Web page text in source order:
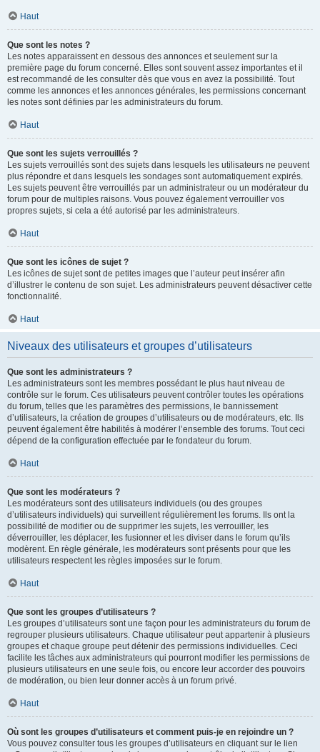
Haut
Que sont les notes ?
Les notes apparaissent en dessous des annonces et seulement sur la
première page du forum concerné. Elles sont souvent assez importantes et il
est recommandé de les consulter dès que vous en avez la possibilité. Tout
comme les annonces et les annonces générales, les permissions concernant
les notes sont définies par les administrateurs du forum.
Haut
Que sont les sujets verrouillés ?
Les sujets verrouillés sont des sujets dans lesquels les utilisateurs ne peuvent
plus répondre et dans lesquels les sondages sont automatiquement expirés.
Les sujets peuvent être verrouillés par un administrateur ou un modérateur du
forum pour de multiples raisons. Vous pouvez également verrouiller vos
propres sujets, si cela a été autorisé par les administrateurs.
Haut
Que sont les icônes de sujet ?
Les icônes de sujet sont de petites images que l’auteur peut insérer afin
d’illustrer le contenu de son sujet. Les administrateurs peuvent désactiver cette
fonctionnalité.
Haut
Niveaux des utilisateurs et groupes d’utilisateurs
Que sont les administrateurs ?
Les administrateurs sont les membres possédant le plus haut niveau de
contrôle sur le forum. Ces utilisateurs peuvent contrôler toutes les opérations
du forum, telles que les paramètres des permissions, le bannissement
d’utilisateurs, la création de groupes d’utilisateurs ou de modérateurs, etc. Ils
peuvent également être habilités à modérer l’ensemble des forums. Tout ceci
dépend de la configuration effectuée par le fondateur du forum.
Haut
Que sont les modérateurs ?
Les modérateurs sont des utilisateurs individuels (ou des groupes
d’utilisateurs individuels) qui surveillent régulièrement les forums. Ils ont la
possibilité de modifier ou de supprimer les sujets, les verrouiller, les
déverrouiller, les déplacer, les fusionner et les diviser dans le forum qu’ils
modèrent. En règle générale, les modérateurs sont présents pour que les
utilisateurs respectent les règles imposées sur le forum.
Haut
Que sont les groupes d’utilisateurs ?
Les groupes d’utilisateurs sont une façon pour les administrateurs du forum de
regrouper plusieurs utilisateurs. Chaque utilisateur peut appartenir à plusieurs
groupes et chaque groupe peut détenir des permissions individuelles. Ceci
facilite les tâches aux administrateurs qui pourront modifier les permissions de
plusieurs utilisateurs en une seule fois, ou encore leur accorder des pouvoirs
de modération, ou bien leur donner accès à un forum privé.
Haut
Où sont les groupes d’utilisateurs et comment puis-je en rejoindre un ?
Vous pouvez consulter tous les groupes d’utilisateurs en cliquant sur le lien